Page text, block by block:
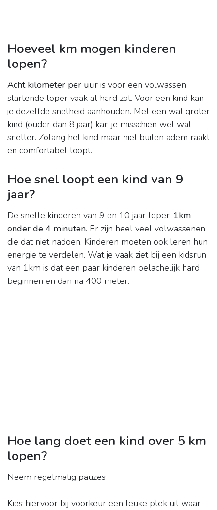
Hoeveel km mogen kinderen
lopen?
Acht kilometer per uur is voor een volwassen
startende loper vaak al hard zat. Voor een kind kan
je dezelfde snelheid aanhouden. Met een wat groter
kind (ouder dan 8 jaar) kan je misschien wel wat
sneller. Zolang het kind maar niet buiten adem raakt
en comfortabel loopt.
Hoe snel loopt een kind van 9
jaar?
De snelle kinderen van 9 en 10 jaar lopen 1km
onder de 4 minuten. Er zijn heel veel volwassenen
die dat niet nadoen. Kinderen moeten ook leren hun
energie te verdelen. Wat je vaak ziet bij een kidsrun
van 1km is dat een paar kinderen belachelijk hard
beginnen en dan na 400 meter.
Hoe lang doet een kind over 5 km
lopen?
Neem regelmatig pauzes
Kies hiervoor bij voorkeur een leuke plek uit waar